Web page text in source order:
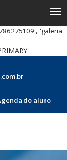
'galeria-
do aluno